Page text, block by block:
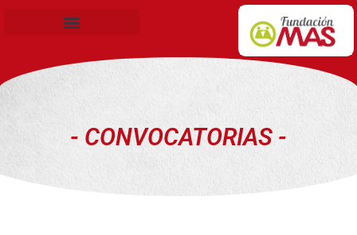
- CONVOCATORIAS -